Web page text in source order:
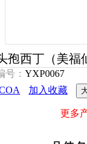
孢西丁（美福
号： YXP0067
加入收藏
更多